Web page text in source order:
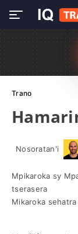
Trano
Nosoratan'i
Mpikaroka sy
tserasera
Mikaroka